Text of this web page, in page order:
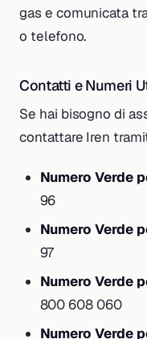
gas e comunicata
o telefono.
Contatti e Numeri
Se hai bisogno di
contattare Iren
Numero Verde
96
Numero Verde
97
Numero Verde
800 608 060
Numero Verde